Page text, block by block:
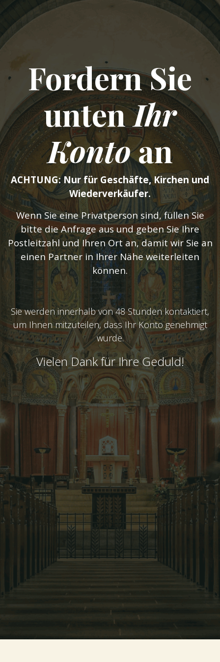
Fordern Sie
untenIhr
Kontoan
ACHTUNG: Nur für Geschäfte, Kirchen und
Wiederverkäufer.
Wenn Sie eine Privatperson sind, füllen Sie
bitte die Anfrage aus und geben Sie Ihre
Postleitzahl und Ihren Ort an, damit wir Sie an
einen Partner in Ihrer Nähe weiterleiten
können.
Sie werden innerhalb von 48 Stunden kontaktiert,
um Ihnen mitzuteilen, dass Ihr Konto genehmigt
wurde.
Vielen Dank für Ihre Geduld!